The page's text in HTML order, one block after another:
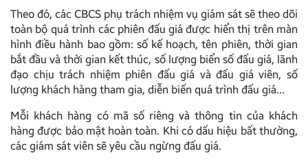
Theo đó, các CBCS phụ trách nhiệm vụ giám sát sẽ theo dõi
toàn bộ quá trình các phiên đấu giá được hiển thị trên màn
hình điều hành bao gồm: số kế hoạch, tên phiên, thời gian
bắt đầu và thời gian kết thúc, số lượng biển số đấu giá, lãnh
đạo chịu trách nhiệm phiên đấu giá và đấu giá viên, số
lượng khách hàng tham gia, diễn biến quá trình đấu giá…
Mỗi khách hàng có mã số riêng và thông tin của khách
hàng được bảo mật hoàn toàn. Khi có dấu hiệu bất thường,
các giám sát viên sẽ yêu cầu ngừng đấu giá.